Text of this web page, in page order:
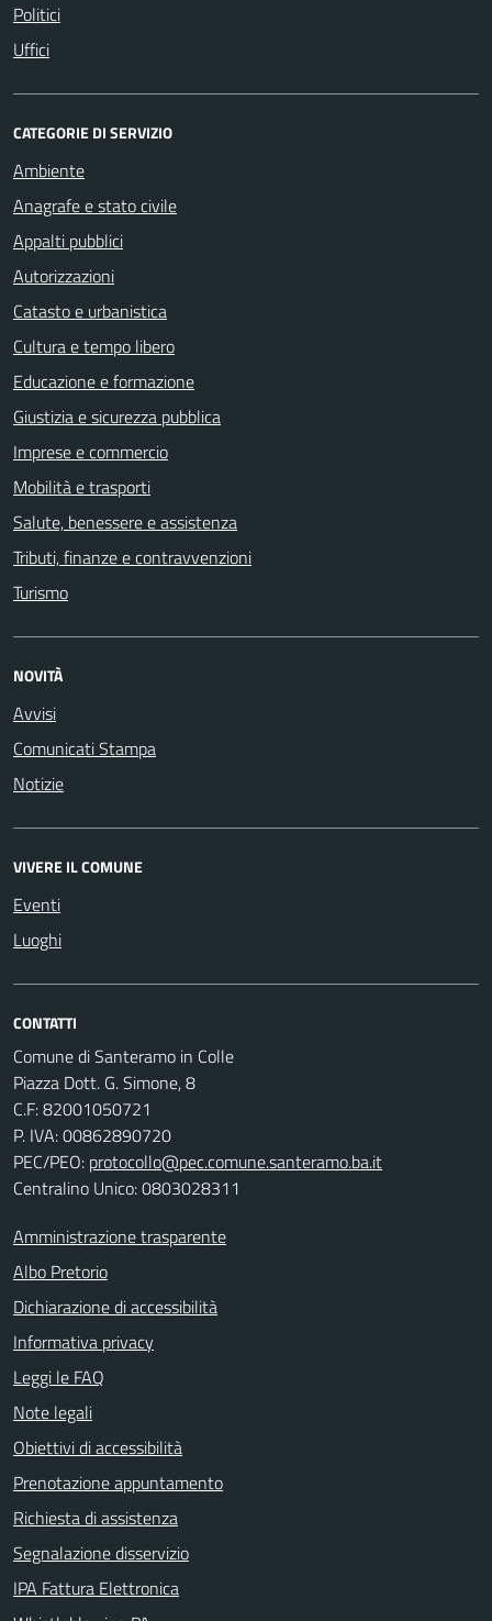
Politici
Uffici
CATEGORIE DI SERVIZIO
Ambiente
Anagrafe e stato civile
Appalti pubblici
Autorizzazioni
Catasto e urbanistica
Cultura e tempo libero
Educazione e formazione
Giustizia e sicurezza pubblica
Imprese e commercio
Mobilità e trasporti
Salute, benessere e assistenza
Tributi, finanze e contravvenzioni
Turismo
NOVITÀ
Avvisi
Comunicati Stampa
Notizie
VIVERE IL COMUNE
Eventi
Luoghi
CONTATTI
Comune di Santeramo in Colle
Piazza Dott. G. Simone, 8
C.F:82001050721
P. IVA:00862890720
PEC/PEO: protocollo@pec.comune.santeramo.ba.it
Centralino Unico: 0803028311
Amministrazione trasparente
Albo Pretorio
Dichiarazione di accessibilità
Informativa privacy
Leggi le FAQ
Note legali
Obiettivi di accessibilità
Prenotazione appuntamento
Richiesta di assistenza
Segnalazione disservizio
IPA Fattura Elettronica